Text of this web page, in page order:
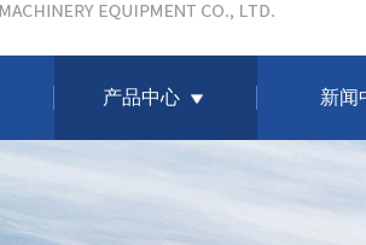
产品中心 新闻